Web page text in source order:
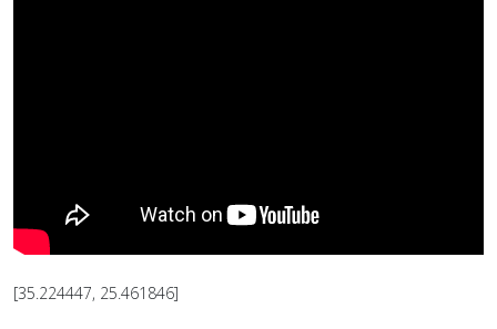
[35.224447, 25.461846]